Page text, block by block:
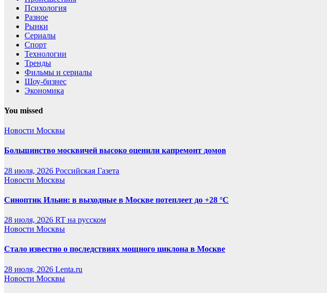
Психология
Разное
Рынки
Сериалы
Спорт
Технологии
Тренды
Фильмы и сериалы
Шоу-бизнес
Экономика
You missed
Новости Москвы
Большинство москвичей высоко оценили капремонт домов
28 июля, 2026 Российская Газета
Новости Москвы
Синоптик Ильин: в выходные в Москве потеплеет до +28 °C
28 июля, 2026 RT на русском
Новости Москвы
Стало известно о последствиях мощного циклона в Москве
28 июля, 2026 Lenta.ru
Новости Москвы